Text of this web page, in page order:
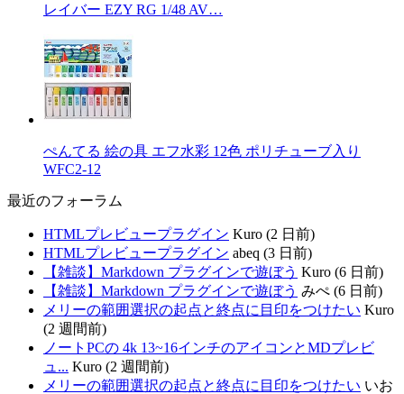
レイバー EZY RG 1/48 AV…
ぺんてる 絵の具 エフ水彩 12色 ポリチューブ入り
WFC2-12
最近のフォーラム
HTMLプレビュープラグイン Kuro (2 日前)
HTMLプレビュープラグイン abeq (3 日前)
【雑談】Markdown プラグインで遊ぼう Kuro (6 日前)
【雑談】Markdown プラグインで遊ぼう みぺ (6 日前)
メリーの範囲選択の起点と終点に目印をつけたい Kuro
(2 週間前)
ノートPCの 4k 13~16インチのアイコンとMDプレビ
ュ... Kuro (2 週間前)
メリーの範囲選択の起点と終点に目印をつけたい いお